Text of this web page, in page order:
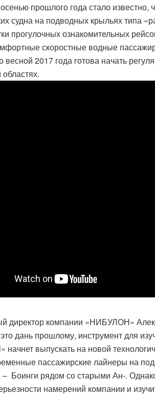
прошлого года стало
судна на подводных крыльях типа
прогулочных ознакомительных
скоростные водные
весной 2017 года готова начать
директор компании «НИБУЛОН»
дань прошлому, инструмент для
выпускать на новой
пассажирские лайнеры на
– Боинги рядом со старыми Ан-.
намерений компании и